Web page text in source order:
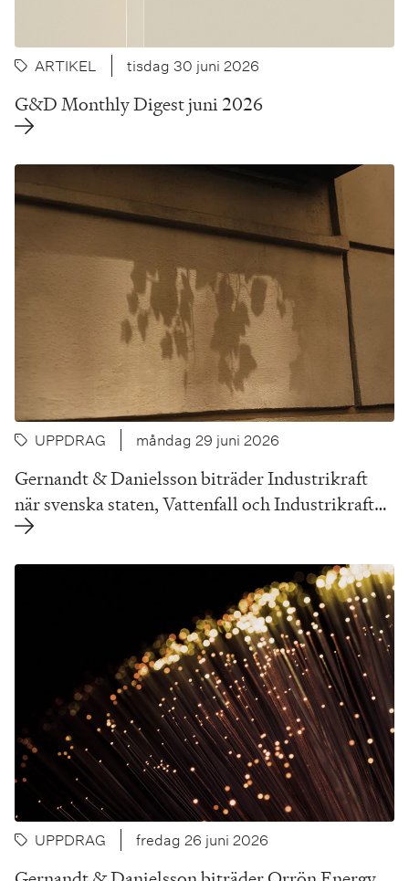
ARTIKEL tisdag 30 juni 2026
G&D Monthly Digest juni 2026
UPPDRAG måndag 29 juni 2026
Gernandt & Danielsson biträder Industrikraft
när svenska staten, Vattenfall och Industrikraft…
UPPDRAG fredag 26 juni 2026